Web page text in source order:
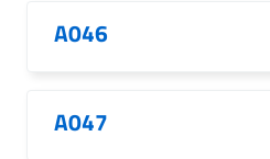
A046
A047